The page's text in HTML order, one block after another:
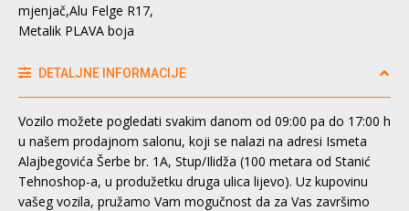
mjenjač,Alu Felge R17,
Metalik PLAVA boja
DETALJNE INFORMACIJE
Vozilo možete pogledati svakim danom od 09:00 pa do 17:00 h
u našem prodajnom salonu, koji se nalazi na adresi Ismeta
Alajbegovića Šerbe br. 1A, Stup/Ilidža (100 metara od Stanić
Tehnoshop-a, u produžetku druga ulica lijevo). Uz kupovinu
vašeg vozila, pružamo Vam mogučnost da za Vas završimo